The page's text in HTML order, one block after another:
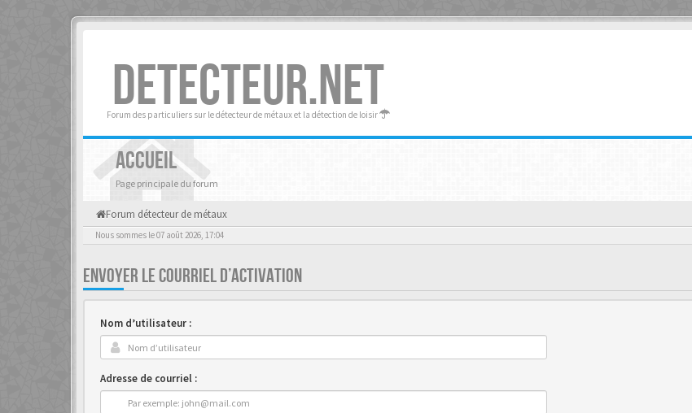
DETECTEUR.NET
Forum des particuliers sur le détecteur de métaux et la détection de loisir
ACCUEIL
Page principale du forum
Forum détecteur de métaux
Nous sommes le 07 août 2026, 17:04
ENVOYER LE COURRIEL D’ACTIVATION
Nom d’utilisateur :
Adresse de courriel :